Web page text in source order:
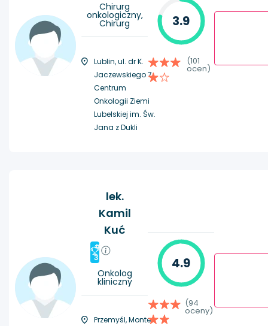
Chirurg
onkologiczny,
Chirurg
Lublin, ul. dr K.
Jaczewskiego 7,
Centrum
Onkologii Ziemi
Lubelskiej im. Św.
Jana z Dukli
3.9
(101
ocen)
lek.
Kamil
Kuć
#
3
Onkolog
kliniczny
Przemyśl, Monte
4.9
(94
oceny)